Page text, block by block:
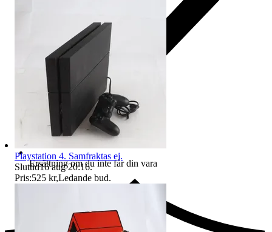
Ersättning om du inte får din vara
Playstation 4. Samfraktas ej.
Sluttid16 aug 20:16.
Pris:525 kr,Ledande bud.